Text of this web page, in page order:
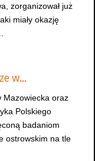
zorganizował już
miały okazję
w…
Mazowiecka oraz
Polskiego
badaniom
ostrowskim na tle